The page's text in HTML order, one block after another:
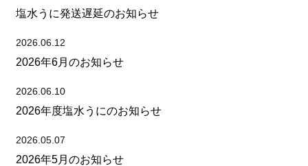
塩水うに発送遅延のお知らせ
2026.06.12
2026年6月のお知らせ
2026.06.10
2026年度塩水うにのお知らせ
2026.05.07
2026年5月のお知らせ